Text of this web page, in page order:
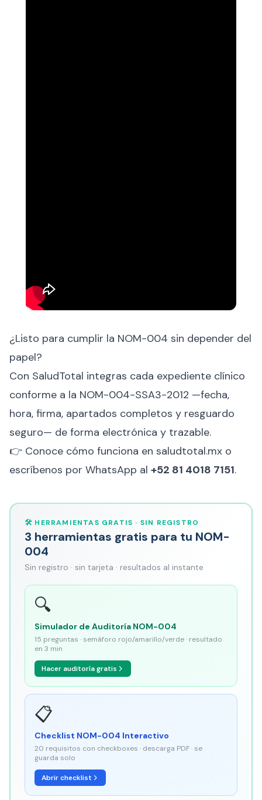
¿Listo para cumplir la NOM-004 sin depender del
papel?
Con SaludTotal integras cada expediente clínico
conforme a la NOM-004-SSA3-2012 —fecha,
hora, firma, apartados completos y resguardo
seguro— de forma electrónica y trazable.
👉 Conoce cómo funciona en saludtotal.mx o
escríbenos por WhatsApp al +52 81 4018 7151.
🛠️ HERRAMIENTAS GRATIS · SIN REGISTRO
3 herramientas gratis para tu NOM-
004
Sin registro · sin tarjeta · resultados al instante
🔍
Simulador de Auditoría NOM-004
15 preguntas · semáforo rojo/amarillo/verde · resultado
en 3 min
Hacer auditoría gratis
📋
Checklist NOM-004 Interactivo
20 requisitos con checkboxes · descarga PDF · se
guarda solo
Abrir checklist